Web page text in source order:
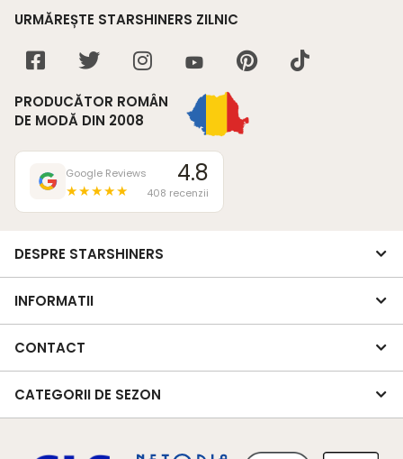
URMĂREȘTE STARSHINERS ZILNIC
PRODUCĂTOR ROMÂN
DE MODĂ DIN 2008
Google Reviews
★★★★★
4.8
408 recenzii
DESPRE STARSHINERS
INFORMATII
CONTACT
CATEGORII DE SEZON